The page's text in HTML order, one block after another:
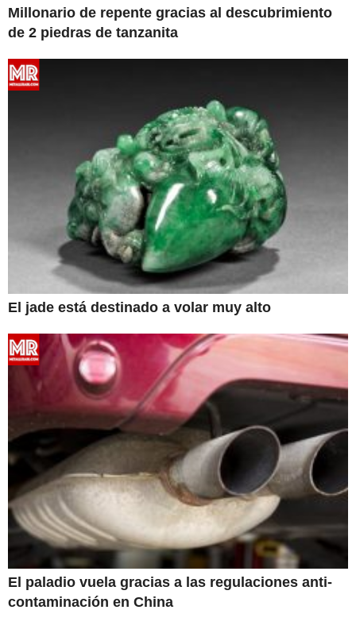
Millonario de repente gracias al descubrimiento
de 2 piedras de tanzanita
El jade está destinado a volar muy alto
El paladio vuela gracias a las regulaciones anti-
contaminación en China